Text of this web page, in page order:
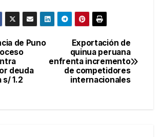
Exportación de
quinua peruana
enfrenta incremento
de competidores
internacionales
de Puno
deuda
s/ 1.2